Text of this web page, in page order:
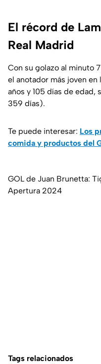
El récord de
Real Madrid
Con su golazo al minuto
el anotador más joven en
años y 105 días de edad,
359 días).
Te puede interesar: Los
comida y productos del
GOL de Juan Brunetta:
Apertura 2024
Tags relacionados